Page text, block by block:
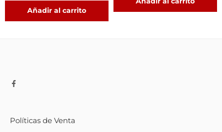
Añadir al carrito
Políticas de Venta